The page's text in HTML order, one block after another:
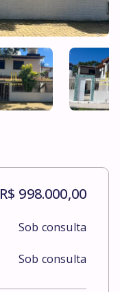
R$ 998.000,00
Sob consulta
Sob consulta